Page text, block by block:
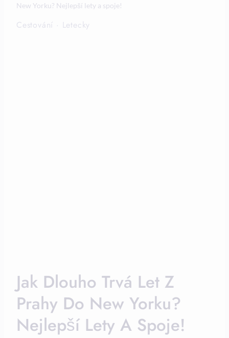
New Yorku? Nejlepší lety a spoje!
Cestování · Letecky
Jak Dlouho Trvá Let Z
Prahy Do New Yorku?
Nejlepší Lety A Spoje!